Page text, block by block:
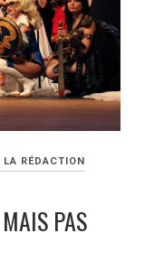
RÉDACTION
PAS